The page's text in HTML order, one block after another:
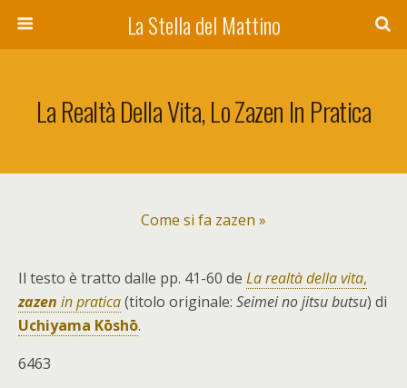
La Stella del Mattino
La Realtà Della Vita, Lo Zazen In Pratica
Come si fa zazen »
Il testo è tratto dalle pp. 41-60 de La realtà della vita,
zazen in pratica(titolo originale: Seimei no jitsu butsu) di
Uchiyama Kōshō.
6463